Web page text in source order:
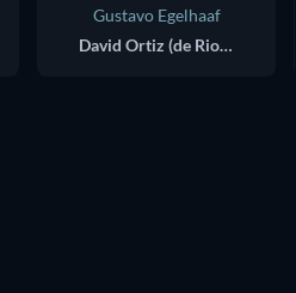
Gustavo Egelhaaf
David Ortiz (de Rionda)